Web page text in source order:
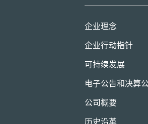
企业理念
企业行动指针
可持续发展
电子公告和决算
公司概要
历史沿革